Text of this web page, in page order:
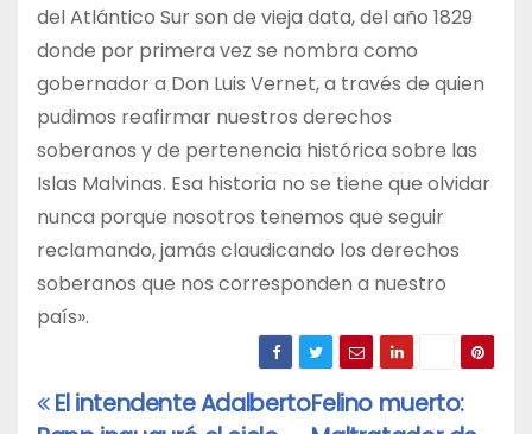
del Atlántico Sur son de vieja data, del año 1829
donde por primera vez se nombra como
gobernador a Don Luis Vernet, a través de quien
pudimos reafirmar nuestros derechos
soberanos y de pertenencia histórica sobre las
Islas Malvinas. Esa historia no se tiene que olvidar
nunca porque nosotros tenemos que seguir
reclamando, jamás claudicando los derechos
soberanos que nos corresponden a nuestro
país».
Navegación
Felino muerto:
El intendente Adalberto